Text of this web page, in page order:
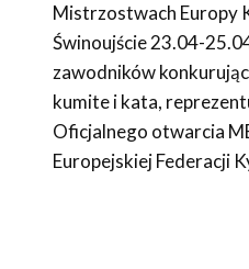
Mistrzostwach Europy
Świnoujście 23.04-
zawodników
kumite i kata,
Oficjalnego otwarcia
Europejskiej Federacji